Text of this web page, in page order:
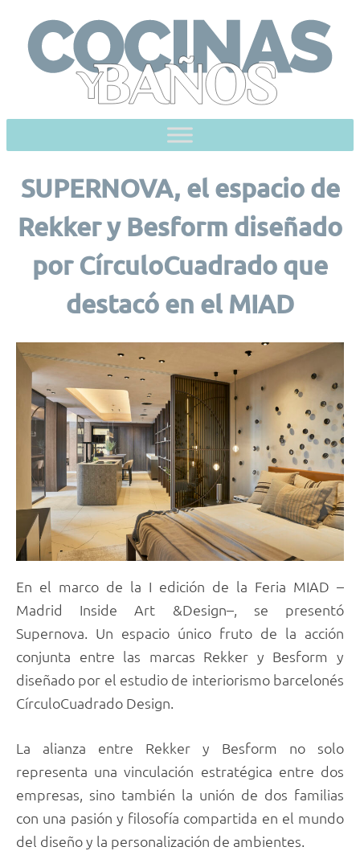
content
SUPERNOVA, el espacio de
Rekker y Besform diseñado
por CírculoCuadrado que
destacó en el MIAD
En el marco de la I edición de la Feria MIAD –
Madrid Inside Art &Design–, se presentó
Supernova. Un espacio único fruto de la acción
conjunta entre las marcas Rekker y Besform y
diseñado por el estudio de interiorismo barcelonés
CírculoCuadrado Design.
La alianza entre Rekker y Besform no solo
representa una vinculación estratégica entre dos
empresas, sino también la unión de dos familias
con una pasión y filosofía compartida en el mundo
del diseño y la personalización de ambientes.